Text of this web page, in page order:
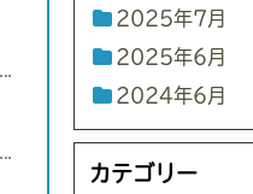
2025年7月
2025年6月
2024年6月
カテゴリー